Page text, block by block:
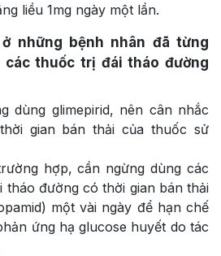
liều 1mg ngày một lần.
những bệnh nhân đã từng
thuốc trị đái tháo đường
dùng glimepirid, nên cân nhắc
gian bán thải của thuốc sử
hợp, cần ngừng dùng các
tháo đường có thời gian bán thải
một vài ngày để hạn chế
ứng hạ glucose huyết do tác